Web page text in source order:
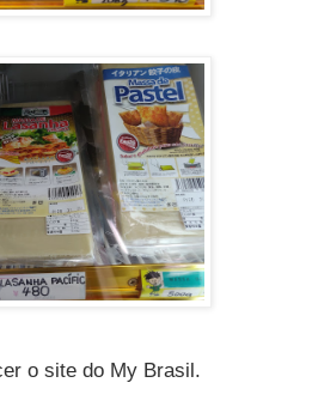
o site do My Brasil.